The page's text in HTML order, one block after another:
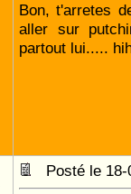
Bon, t'arretes
aller sur
partout lui.....
Posté le